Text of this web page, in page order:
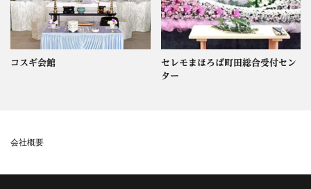
コスギ会館
セレモまほろば町田総合受付セン
ター
会社概要